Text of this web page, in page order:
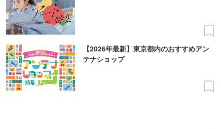
【2026年最新】東京都内のおすすめアン
テナショップ